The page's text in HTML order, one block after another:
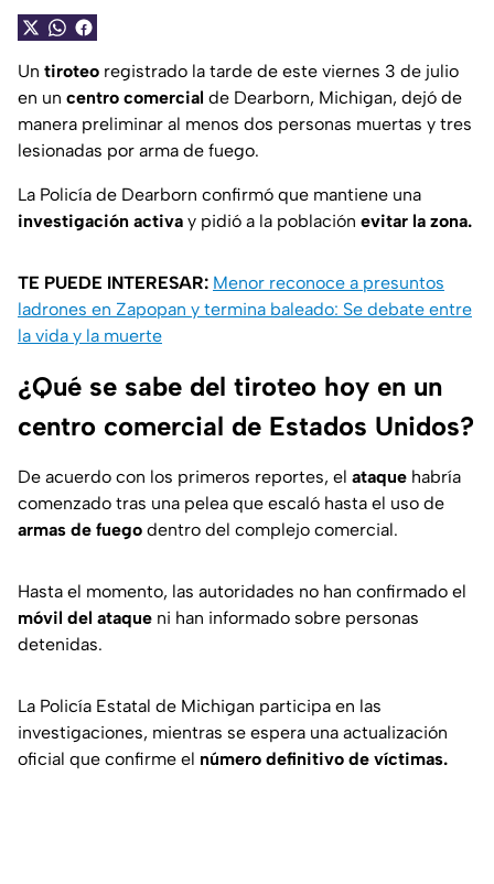
Un tiroteo registrado la tarde de este viernes 3 de julio
en un centro comercial de Dearborn, Michigan, dejó de
manera preliminar al menos dos personas muertas y tres
lesionadas por arma de fuego.
La Policía de Dearborn confirmó que mantiene una
investigación activa y pidió a la población evitar la zona.
TE PUEDE INTERESAR: Menor reconoce a presuntos
ladrones en Zapopan y termina baleado: Se debate entre
la vida y la muerte
¿Qué se sabe del tiroteo hoy en un
centro comercial de Estados Unidos?
De acuerdo con los primeros reportes, el ataque habría
comenzado tras una pelea que escaló hasta el uso de
armas de fuego dentro del complejo comercial.
Hasta el momento, las autoridades no han confirmado el
móvil del ataque ni han informado sobre personas
detenidas.
La Policía Estatal de Michigan participa en las
investigaciones, mientras se espera una actualización
oficial que confirme el número definitivo de víctimas.